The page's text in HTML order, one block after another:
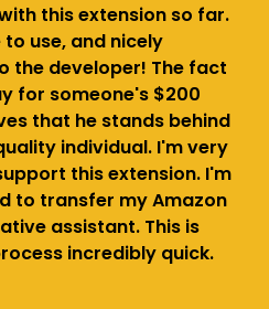
this extension so far.
use, and nicely
the developer! The fact
for someone's $200
that he stands behind
individual. I'm very
this extension. I'm
to transfer my Amazon
assistant. This is
incredibly quick.